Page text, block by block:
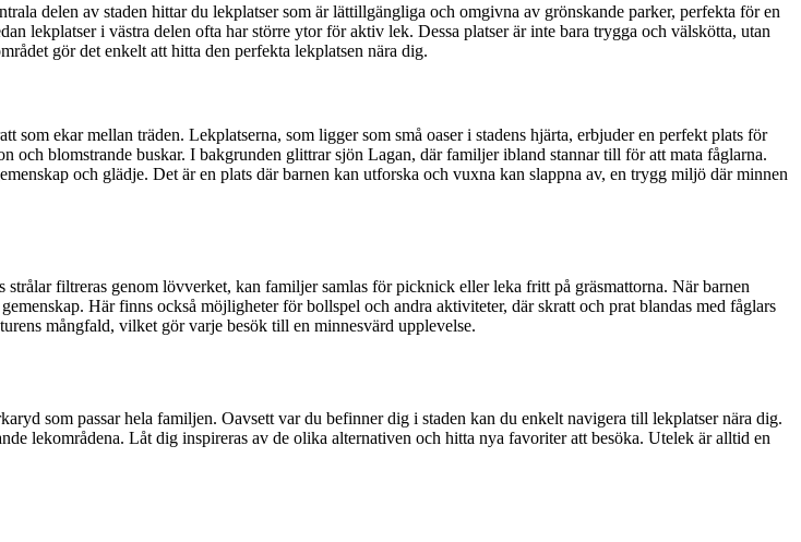
delen av staden hittar du lekplatser som är lättillgängliga och omgivna av grönskande parker, perfekta för en
lekplatser i västra delen ofta har större ytor för aktiv lek. Dessa platser är inte bara trygga och välskötta, utan
gör det enkelt att hitta den perfekta lekplatsen nära dig.
ekar mellan träden. Lekplatserna, som ligger som små oaser i stadens hjärta, erbjuder en perfekt plats för
blomstrande buskar. I bakgrunden glittrar sjön Lagan, där familjer ibland stannar till för att mata fåglarna.
och glädje. Det är en plats där barnen kan utforska och vuxna kan slappna av, en trygg miljö där minnen
filtreras genom lövverket, kan familjer samlas för picknick eller leka fritt på gräsmattorna. När barnen
Här finns också möjligheter för bollspel och andra aktiviteter, där skratt och prat blandas med fåglars
mångfald, vilket gör varje besök till en minnesvärd upplevelse.
som passar hela familjen. Oavsett var du befinner dig i staden kan du enkelt navigera till lekplatser nära dig.
lekområdena. Låt dig inspireras av de olika alternativen och hitta nya favoriter att besöka. Utelek är alltid en